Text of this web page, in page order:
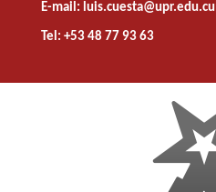
E-mail: luis.cuesta@upr.edu.cu
Tel: +53 48 77 93 63